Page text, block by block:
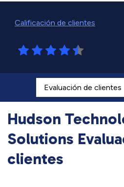
Calificación de clientes
Hudson
Solutions
clientes